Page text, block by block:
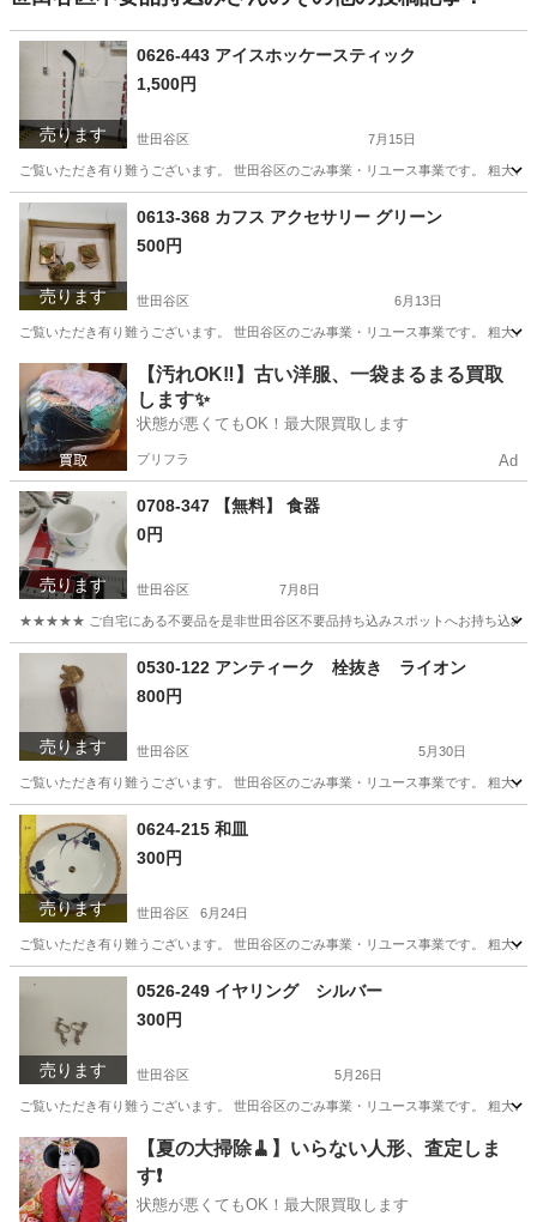
売ります
0626-443 アイスホッケースティック
1,500円
世田谷区 7月15日
ご覧いただき有り難うございます。 世⽥⾕区のごみ事業・リユース事業です。 粗
東京 世田谷区
売ります
0613-368 カフス アクセサリー グリーン
500円
世田谷区 6月13日
ご覧いただき有り難うございます。 世⽥⾕区のごみ事業・リユース事業です。 粗
東京 世田谷区 アクセサリー リユース
【汚れOK‼️】古い洋服、一袋まるまる買取
します✨
状態が悪くてもOK！最大限買取します
プリフラ Ad
売ります
0708-347 【無料】 食器
0円
世田谷区 7月8日
★★★★★ ご自宅にある不要品を是非世田谷区不要品持ち込みスポットへお持ち込みし
東京 世田谷区
売ります
0530-122 アンティーク 栓抜き ライオン
800円
世田谷区 5月30日
ご覧いただき有り難うございます。 世⽥⾕区のごみ事業・リユース事業です。 粗
東京 世田谷区 インテリア雑貨/小物
売ります
0624-215 和皿
300円
世田谷区 6月24日
ご覧いただき有り難うございます。 世⽥⾕区のごみ事業・リユース事業です。 粗
東京 世田谷区 リユース
売ります
0526-249 イヤリング シルバー
300円
世田谷区 5月26日
ご覧いただき有り難うございます。 世⽥⾕区のごみ事業・リユース事業です。 粗
東京 世田谷区 アクセサリー リユース
【夏の大掃除🧹】いらない人形、査定しま
す❗️
状態が悪くてもOK！最大限買取します